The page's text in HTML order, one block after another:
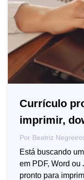
Currículo
imprimir,
Por Beatriz
Está buscando
em PDF, Word
pronto para